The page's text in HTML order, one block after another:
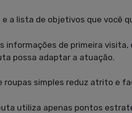
e a lista de objetivos que você
informações de primeira
possa adaptar a atuação.
roupas simples reduz atrito e
utiliza apenas pontos